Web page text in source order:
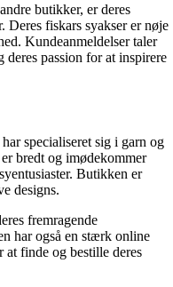
butikker, er deres
Deres fiskars syakser er nøje
Kundeanmeldelser taler
passion for at inspirere
specialiseret sig i garn og
bredt og imødekommer
Butikken er
designs.
fremragende
har også en stærk online
finde og bestille deres